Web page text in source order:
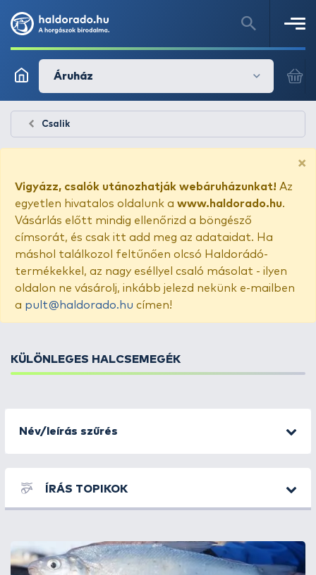
Áruház
Csalik
×
Vigyázz, csalók utánozhatják webáruházunkat! Az
egyetlen hivatalos oldalunk a www.haldorado.hu.
Vásárlás előtt mindig ellenőrizd a böngésző
címsorát, és csak itt add meg az adataidat. Ha
máshol találkozol feltűnően olcsó Haldorádó-
termékekkel, az nagy eséllyel csaló másolat - ilyen
oldalon ne vásárolj, inkább jelezd nekünk e-mailben
a pult@haldorado.hu címen!
KÜLÖNLEGES HALCSEMEGÉK
Név/leírás szűrés
ÍRÁS TOPIKOK